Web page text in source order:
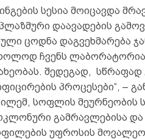
სესია მოიცავდა
დაავადების
ცოდნა დაგვეხმარება
ჩვენს
შედეგად,
პროცესები“, –
სოფლის მეურნეობის
გამრავლებისა და
უფროსის